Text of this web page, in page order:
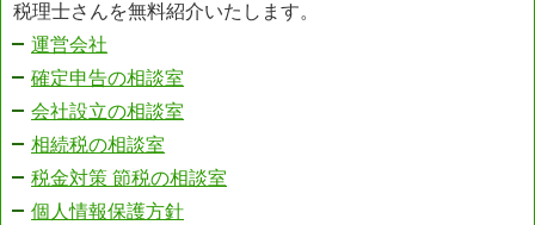
税理士さんを無料紹介いたします。
運営会社
確定申告の相談室
会社設立の相談室
相続税の相談室
税金対策 節税の相談室
個人情報保護方針